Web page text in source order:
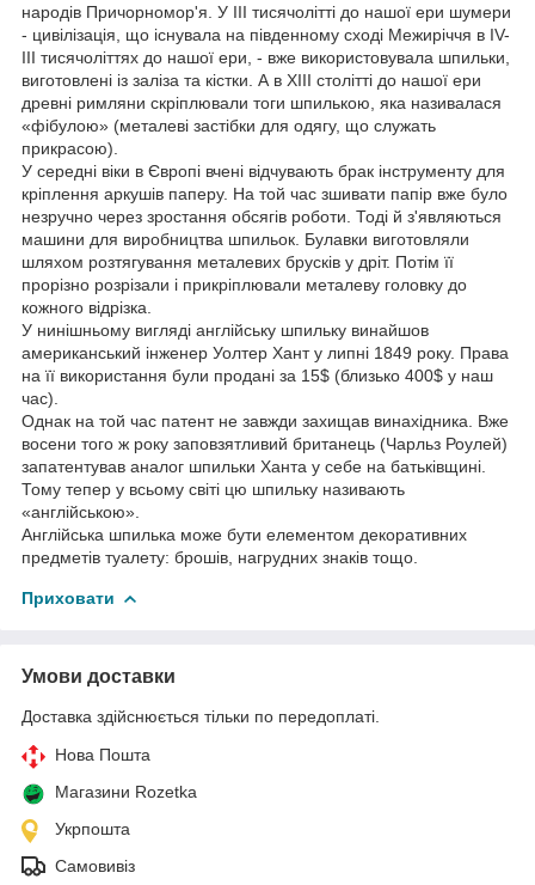
народів Причорномор'я. У III тисячолітті до нашої ери шумери
- цивілізація, що існувала на південному сході Межиріччя в IV-
III тисячоліттях до нашої ери, - вже використовувала шпильки,
виготовлені із заліза та кістки. А в XIII столітті до нашої ери
древні римляни скріплювали тоги шпилькою, яка називалася
«фібулою» (металеві застібки для одягу, що служать
прикрасою).
У середні віки в Європі вчені відчувають брак інструменту для
кріплення аркушів паперу. На той час зшивати папір вже було
незручно через зростання обсягів роботи. Тоді й з'являються
машини для виробництва шпильок. Булавки виготовляли
шляхом розтягування металевих брусків у дріт. Потім її
прорізно розрізали і прикріплювали металеву головку до
кожного відрізка.
У нинішньому вигляді англійську шпильку винайшов
американський інженер Уолтер Хант у липні 1849 року. Права
на її використання були продані за 15$ (близько 400$ у наш
час).
Однак на той час патент не завжди захищав винахідника. Вже
восени того ж року заповзятливий британець (Чарльз Роулей)
запатентував аналог шпильки Ханта у себе на батьківщині.
Тому тепер у всьому світі цю шпильку називають
«англійською».
Англійська шпилька може бути елементом декоративних
предметів туалету: брошів, нагрудних знаків тощо.
Приховати
Умови доставки
Доставка здійснюється тільки по передоплаті.
Нова Пошта
Магазини Rozetka
Укрпошта
Самовивіз